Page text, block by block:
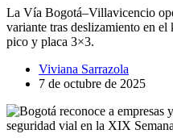
La Vía Bogotá–Villavicencio
variante tras deslizamiento en
pico y placa 3×3.
Viviana Sarrazola
7 de octubre de 2025